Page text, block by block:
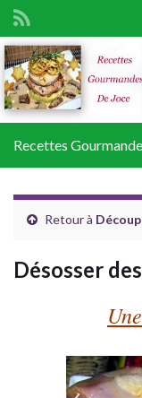
Search
Recettes
Retour à
Désosser